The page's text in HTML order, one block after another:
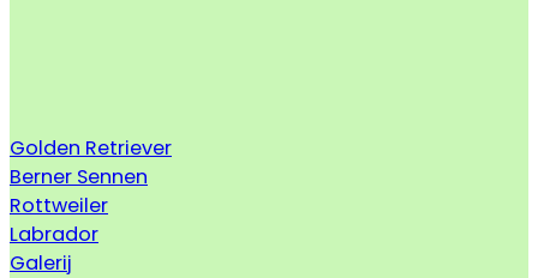
Golden Retriever
Berner Sennen
Rottweiler
Labrador
Galerij